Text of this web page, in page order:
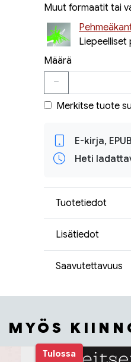
Muut formaatit tai
Liepeelliset
Määrä
Merkitse tuote
E-kirja, EPUB
Heti
Tuotetiedot
Lisätiedot
Saavutettavuus
MYÖS
Tulossa